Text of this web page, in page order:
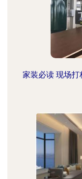
家装必读 现场